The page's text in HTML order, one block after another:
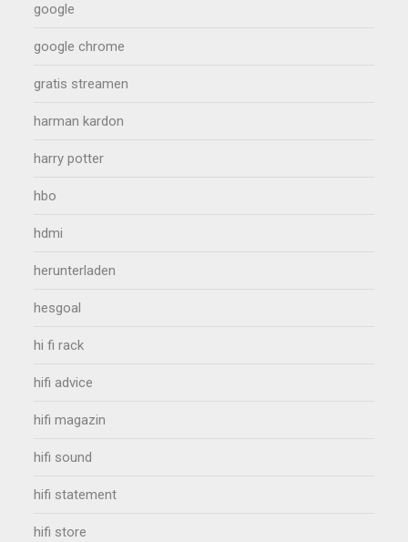
google
google chrome
gratis streamen
harman kardon
harry potter
hbo
hdmi
herunterladen
hesgoal
hi fi rack
hifi advice
hifi magazin
hifi sound
hifi statement
hifi store